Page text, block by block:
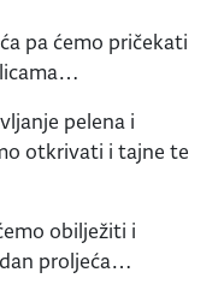
pa ćemo pričekati
pelena i
otkrivati i tajne te
obilježiti i
proljeća…